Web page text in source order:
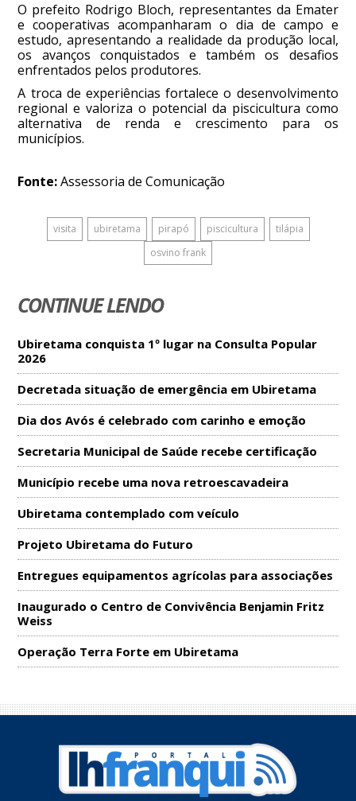
O prefeito Rodrigo Bloch, representantes da Emater
e cooperativas acompanharam o dia de campo e
estudo, apresentando a realidade da produção local,
os avanços conquistados e também os desafios
enfrentados pelos produtores.
A troca de experiências fortalece o desenvolvimento
regional e valoriza o potencial da piscicultura como
alternativa de renda e crescimento para os
municípios.
Fonte:Assessoria de Comunicação
visita ubiretama pirapó piscicultura
tilápia
osvino frank
CONTINUE LENDO
Ubiretama conquista 1º lugar na Consulta Popular
2026
Decretada situação de emergência em Ubiretama
Dia dos Avós é celebrado com carinho e emoção
Secretaria Municipal de Saúde recebe certificação
Município recebe uma nova retroescavadeira
Ubiretama contemplado com veículo
Projeto Ubiretama do Futuro
Entregues equipamentos agrícolas para associações
Inaugurado o Centro de Convivência Benjamin Fritz
Weiss
Operação Terra Forte em Ubiretama